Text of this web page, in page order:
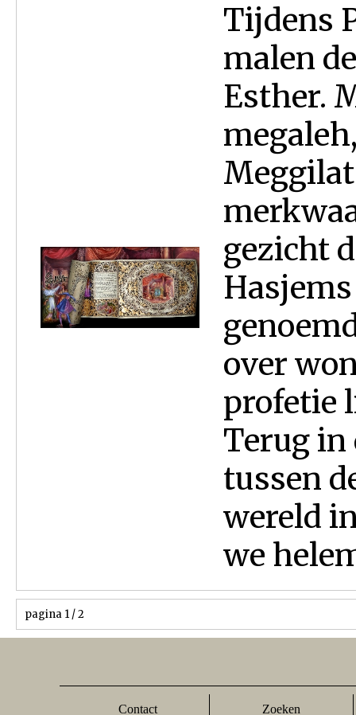
Tijdens
malen
Esther.
gezicht
over
profetie
Terug in
tussen
wereld
we
pagina 1 / 2
Contact Zoeken